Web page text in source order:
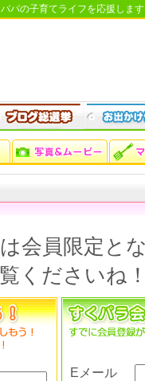
パの子育てライフを応援しま
会員限定と
くださいね
Eメール